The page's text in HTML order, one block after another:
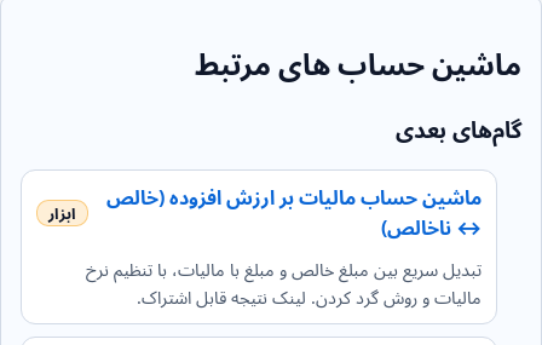
ماشین حساب های مرتبط
گام‌های بعدی
ماشین حساب مالیات بر ارزش افزوده (خالص
↔ ناخالص)
تبدیل سریع بین مبلغ خالص و مبلغ با مالیات، با تنظیم نرخ
مالیات و روش گرد کردن. لینک نتیجه قابل اشتراک.